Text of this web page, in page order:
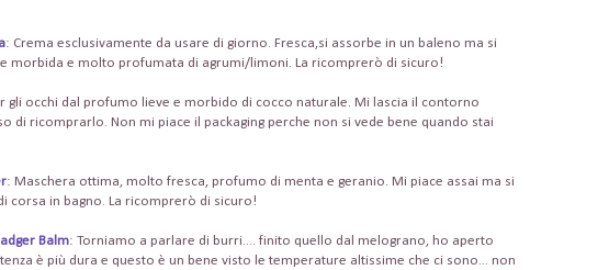
: Crema esclusivamente da usare di giorno. Fresca,si assorbe in un baleno ma si
morbida e molto profumata di agrumi/limoni. La ricomprerò di sicuro!
gli occhi dal profumo lieve e morbido di cocco naturale. Mi lascia il contorno
di ricomprarlo. Non mi piace il packaging perche non si vede bene quando stai
: Maschera ottima, molto fresca, profumo di menta e geranio. Mi piace assai ma si
corsa in bagno. La ricomprerò di sicuro!
Balm: Torniamo a parlare di burri.... finito quello dal melograno, ho aperto
è più dura e questo è un bene visto le temperature altissime che ci sono... non